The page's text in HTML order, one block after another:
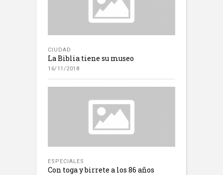
CIUDAD
La Biblia tiene su museo
16/11/2018
ESPECIALES
Con toga y birrete a los 86 años